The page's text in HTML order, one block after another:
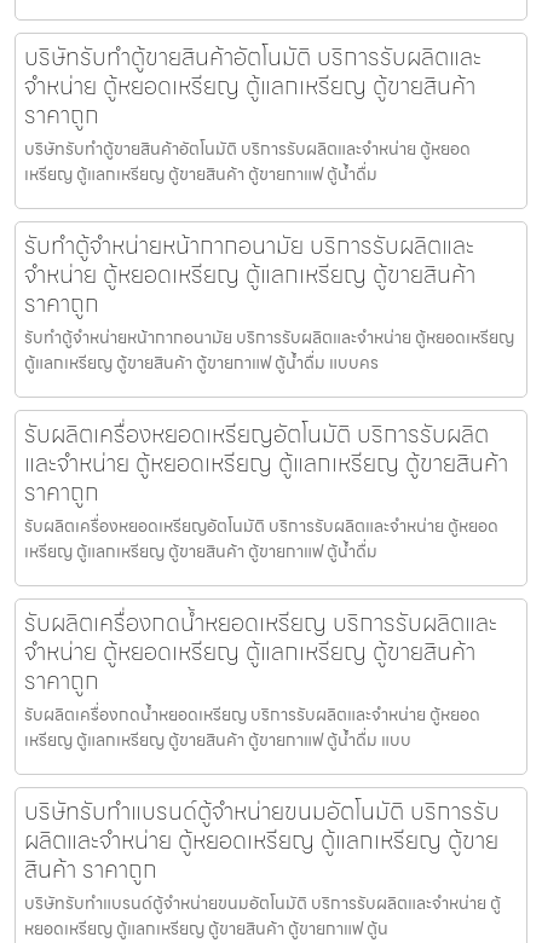
บริษัทรับทำตู้ขายสินค้า​อัตโนมัติ บริการรับผลิตและ
จำหน่าย ตู้หยอดเหรียญ ตู้แลกเหรียญ ตู้ขายสินค้า
ราคาถูก
บริษัทรับทำตู้ขายสินค้า​อัตโนมัติ บริการรับผลิตและจำหน่าย ตู้หยอด
เหรียญ ตู้แลกเหรียญ ตู้ขายสินค้า ตู้ขายกาแฟ ตู้น้ำดื่ม
รับทำตู้จำหน่ายหน้ากากอนามัย บริการรับผลิตและ
จำหน่าย ตู้หยอดเหรียญ ตู้แลกเหรียญ ตู้ขายสินค้า
ราคาถูก
รับทำตู้จำหน่ายหน้ากากอนามัย บริการรับผลิตและจำหน่าย ตู้หยอดเหรียญ
ตู้แลกเหรียญ ตู้ขายสินค้า ตู้ขายกาแฟ ตู้น้ำดื่ม แบบคร
รับผลิตเครื่องหยอดเหรียญ​อัตโนมัติ บริการรับผลิต
และจำหน่าย ตู้หยอดเหรียญ ตู้แลกเหรียญ ตู้ขายสินค้า
ราคาถูก
รับผลิตเครื่องหยอดเหรียญ​อัตโนมัติ บริการรับผลิตและจำหน่าย ตู้หยอด
เหรียญ ตู้แลกเหรียญ ตู้ขายสินค้า ตู้ขายกาแฟ ตู้น้ำดื่ม
รับผลิตเครื่องกดน้ำ​หยอดเหรียญ บริการรับผลิตและ
จำหน่าย ตู้หยอดเหรียญ ตู้แลกเหรียญ ตู้ขายสินค้า
ราคาถูก
รับผลิตเครื่องกดน้ำ​หยอดเหรียญ บริการรับผลิตและจำหน่าย ตู้หยอด
เหรียญ ตู้แลกเหรียญ ตู้ขายสินค้า ตู้ขายกาแฟ ตู้น้ำดื่ม แบบ
บริษัทรับทำแบรนด์ตู้จำหน่ายขนม​อัตโนมัติ บริการรับ
ผลิตและจำหน่าย ตู้หยอดเหรียญ ตู้แลกเหรียญ ตู้ขาย
สินค้า ราคาถูก
บริษัทรับทำแบรนด์ตู้จำหน่ายขนม​อัตโนมัติ บริการรับผลิตและจำหน่าย ตู้
หยอดเหรียญ ตู้แลกเหรียญ ตู้ขายสินค้า ตู้ขายกาแฟ ตู้น